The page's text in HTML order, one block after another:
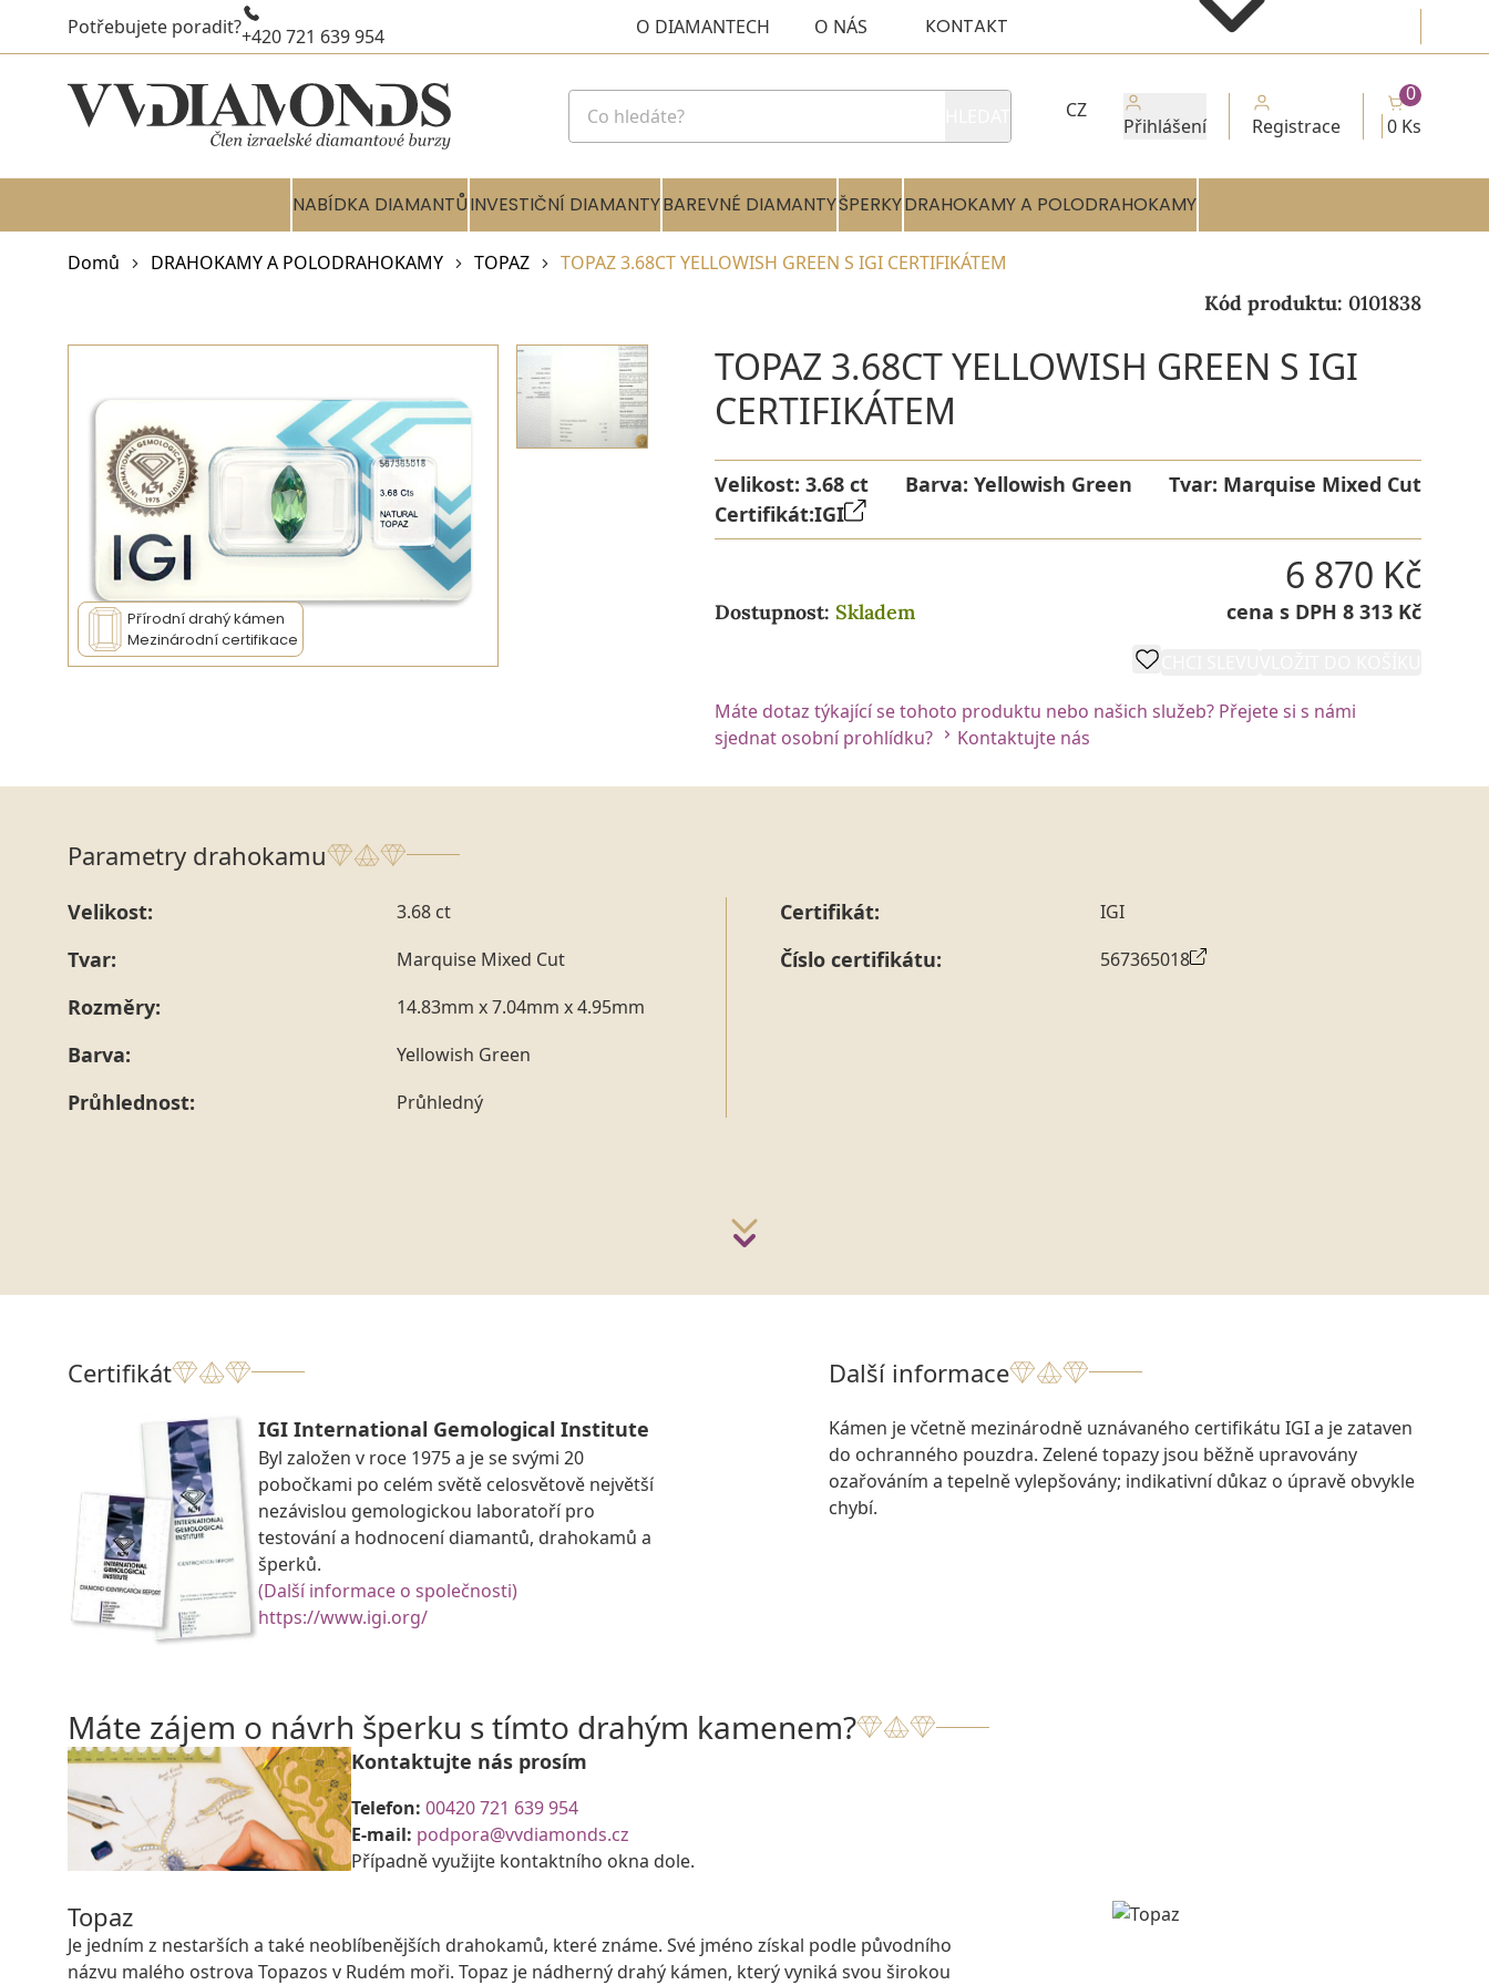
Potřebujete poradit?+420 721 639 954 O DIAMANTECH O NÁS KONTAKT
CZ
Přihlášení Registrace 0 Ks
0
NABÍDKA DIAMANTŮINVESTIČNÍ DIAMANTYBAREVNÉ DIAMANTYŠPERKYDRAHOKAMY A POLODRAHOKAMY
Domů DRAHOKAMY A POLODRAHOKAMY TOPAZ TOPAZ 3.68CT YELLOWISH GREEN S IGI CERTIFIKÁTEM
Kód produktu: 0101838
Přírodní drahý kámen
Mezinárodní certifikace
TOPAZ 3.68CT YELLOWISH GREEN S IGI
CERTIFIKÁTEM
Velikost: 3.68 ct Barva: Yellowish Green Tvar: Marquise Mixed Cut
Certifikát:IGI
Dostupnost: Skladem
6 870 Kč
cena s DPH 8 313 Kč
Máte dotaz týkající se tohoto produktu nebo našich služeb? Přejete si s námi
sjednat osobní prohlídku?
Kontaktujte nás
Parametry drahokamu
Velikost: 3.68 ct
Tvar: Marquise Mixed Cut
Rozměry: 14.83mm x 7.04mm x 4.95mm
Barva: Yellowish Green
Průhlednost: Průhledný
Certifikát: IGI
Číslo certifikátu: 567365018
Certifikát
IGI International Gemological Institute
Byl založen v roce 1975 a je se svými 20
pobočkami po celém světě celosvětově největší
nezávislou gemologickou laboratoří pro
testování a hodnocení diamantů, drahokamů a
šperků.
(Další informace o společnosti)
https://www.igi.org/
Další informace
Kámen je včetně mezinárodně uznávaného certifikátu IGI a je zataven
do ochranného pouzdra. Zelené topazy jsou běžně upravovány
ozařováním a tepelně vylepšovány; indikativní důkaz o úpravě obvykle
chybí.
Máte zájem o návrh šperku s tímto drahým kamenem?
Kontaktujte nás prosím
Telefon: 00420 721 639 954
E-mail: podpora@vvdiamonds.cz
Případně využijte kontaktního okna dole.
Topaz
Je jedním z nestarších a také neoblíbenějších drahokamů, které známe. Své jméno získal podle původního
názvu malého ostrova Topazos v Rudém moři. Topaz je nádherný drahý kámen, který vyniká svou širokou